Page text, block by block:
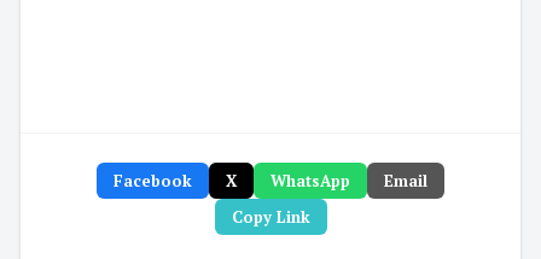
Facebook X WhatsApp
Email
Copy Link